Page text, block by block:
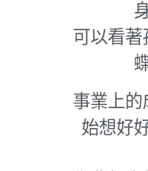
可以看
事業上的
始想好